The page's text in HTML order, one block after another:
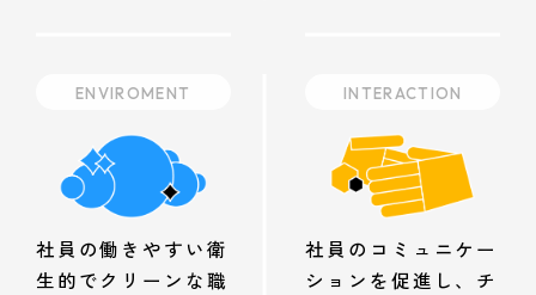
ENVIROMENT
社員の働きやすい衛
生的でクリーンな職
INTERACTION
社員のコミュニケー
ションを促進し、チ